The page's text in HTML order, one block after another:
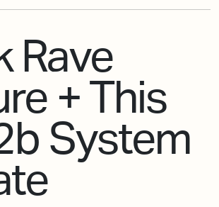
Rave
+ This
System